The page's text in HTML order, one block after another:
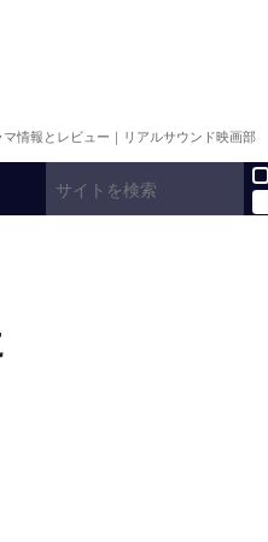
情報とレビュー｜リアルサウンド映画部